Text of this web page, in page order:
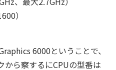
）
6000ということで、
ら察するにCPUの型番は